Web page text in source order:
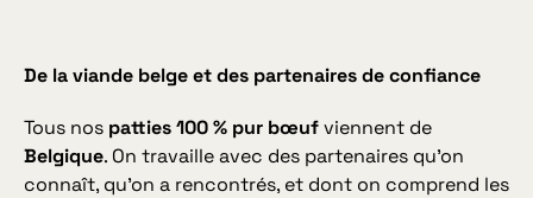
De la viande belge et des partenaires de confiance
Tous nospatties 100 % pur bœufviennent de
Belgique. On travaille avec des partenaires qu’on
connaît, qu’on a rencontrés, et dont on comprend les